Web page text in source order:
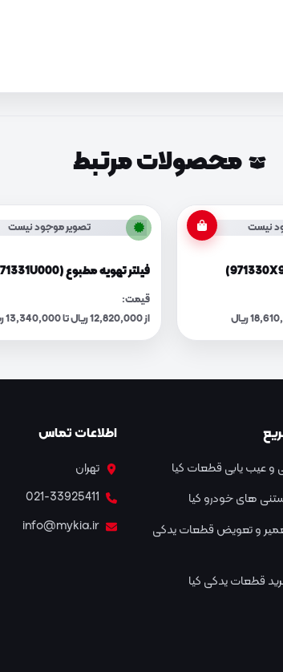
محصولات مرتبط
نیست تصویر موجود نیست
فیلتر تهویه مطبوع (971331U000)
قیمت:
از 12,820,000 ریال تا 13,340,000 ریال
و عیب یابی قطعات کیا
های خودرو کیا
و تعویض قطعات یدکی
قطعات یدکی کیا
اطلاعات تماس
تهران
021-33925411
info@mykia.ir